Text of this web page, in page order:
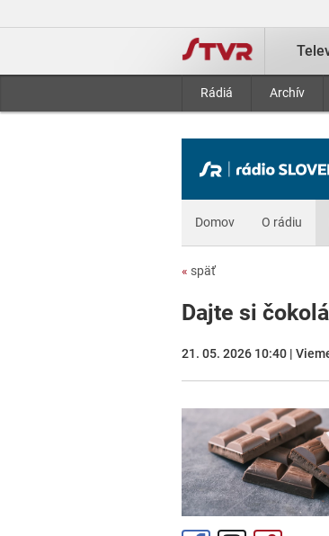
Rádiá Archív
Domov O rádiu
« späť
Dajte si
21. 05. 2026 10:40 |